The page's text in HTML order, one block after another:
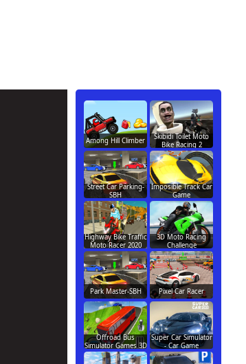
Among Hill Climber
Skibidi Toilet Moto
Bike Racing 2
Street Car Parking-
SBH
Imposible Track Car
Game
Highway Bike Traffic
Moto Racer 2020
3D Moto Racing
Challenge
Park Master-SBH Pixel Car Racer
Offroad Bus
Simulator Games 3D
Super Car Simulator
- Car Game